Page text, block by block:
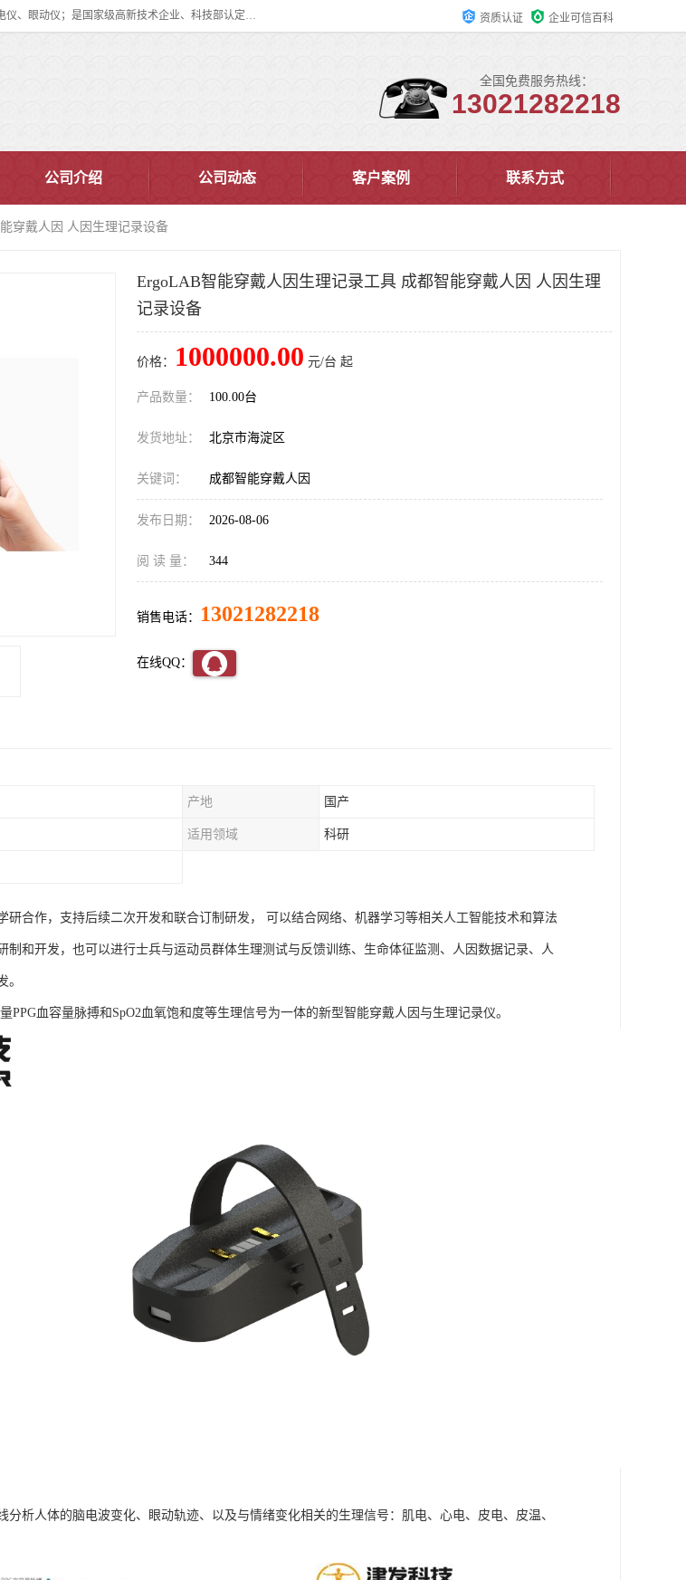
眼动仪多少钱?北京津发科技股份有限公司主营：事件相关电位仪、生理仪、肌电仪、脑电仪、皮电仪、眼动仪；是国家级高新技术企业、科技部认定的科技型中小企业和中关村高新技术企业，具备保密资格，具备自主进出口经营权；自主研发技术、产品与服务荣获多项省部级科学技术奖励、国家发明专利、国家软件著作权和省部级新技术新产品（服务）认证。 资质认证 企业可信百科
全国免费服务热线：
13021282218
公司介绍 公司动态 客户案例 联系方式
穿戴人因 人因生理记录设备
ErgoLAB智能穿戴人因生理记录工具 成都智能穿戴人因 人因生理
记录设备
价格： 1000000.00 元/台 起
产品数量： 100.00台
发货地址： 北京市海淀区
关键词： 成都智能穿戴人因
发布日期： 2026-08-06
阅 读 量： 344
销售电话： 13021282218
在线QQ：
产地 国产
适用领域 科研
研合作，支持后续二次开发和联合订制研发， 可以结合网络、机器学习等相关人工智能技术和算法
制和开发，也可以进行士兵与运动员群体生理测试与反馈训练、生命体征监测、人因数据记录、人
。
PPG血容量脉搏和SpO2血氧饱和度等生理信号为一体的新型智能穿戴人因与生理记录仪。
分析人体的脑电波变化、眼动轨迹、以及与情绪变化相关的生理信号：肌电、心电、皮电、皮温、